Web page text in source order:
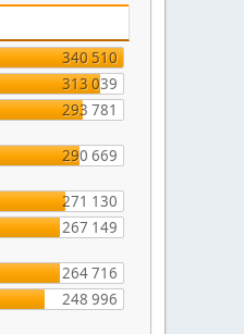
340 510
313 039
293 781
290 669
271 130
267 149
264 716
248 996